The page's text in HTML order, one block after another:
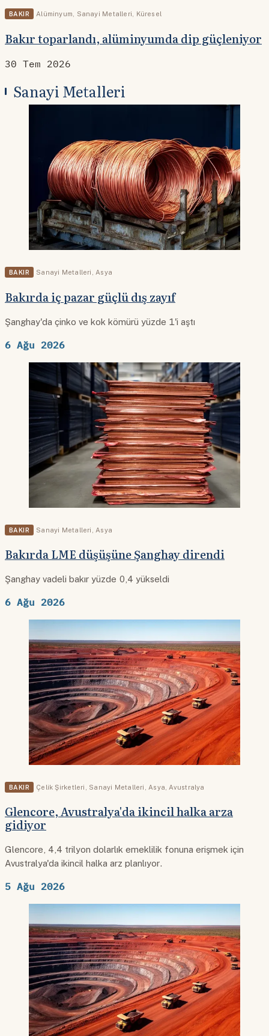
BAKIR Alüminyum Sanayi Metalleri Küresel
Bakır toparlandı, alüminyumda dip güçleniyor
30 Tem 2026
Sanayi Metalleri
BAKIR Sanayi Metalleri Asya
Bakırda iç pazar güçlü dış zayıf
Şanghay'da çinko ve kok kömürü yüzde 1'i aştı
6 Ağu 2026
BAKIR Sanayi Metalleri Asya
Bakırda LME düşüşüne Şanghay direndi
Şanghay vadeli bakır yüzde 0,4 yükseldi
6 Ağu 2026
BAKIR Çelik Şirketleri Sanayi Metalleri Asya Avustralya
Glencore, Avustralya'da ikincil halka arza
gidiyor
Glencore, 4,4 trilyon dolarlık emeklilik fonuna erişmek için
Avustralya'da ikincil halka arz planlıyor.
5 Ağu 2026